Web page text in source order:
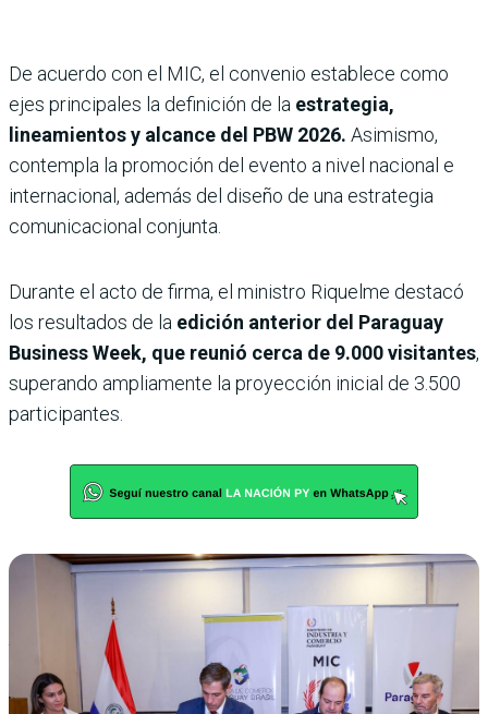
De acuerdo con el MIC, el convenio establece como
ejes principales la definición de la estrategia,
lineamientos y alcance del PBW 2026. Asimismo,
contempla la promoción del evento a nivel nacional e
internacional, además del diseño de una estrategia
comunicacional conjunta.
Durante el acto de firma, el ministro Riquelme destacó
los resultados de la edición anterior del Paraguay
Business Week, que reunió cerca de 9.000 visitantes,
superando ampliamente la proyección inicial de 3.500
participantes.